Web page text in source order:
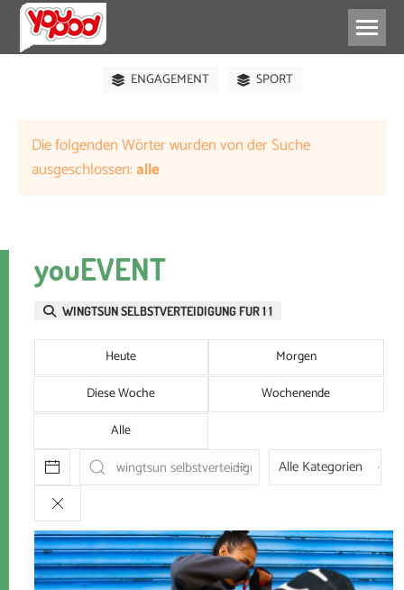
ENGAGEMENT SPORT
Die folgenden Wörter wurden von der Suche
ausgeschlossen:alle
youEVENT
WINGTSUN SELBSTVERTEIDIGUNG FUR 1 1
Heute
Morgen
Diese Woche
Wochenende
Alle